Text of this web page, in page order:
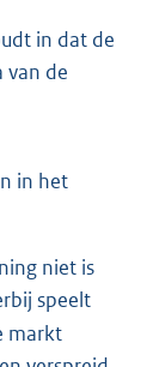
in dat de
van de
in het
niet is
speelt
markt